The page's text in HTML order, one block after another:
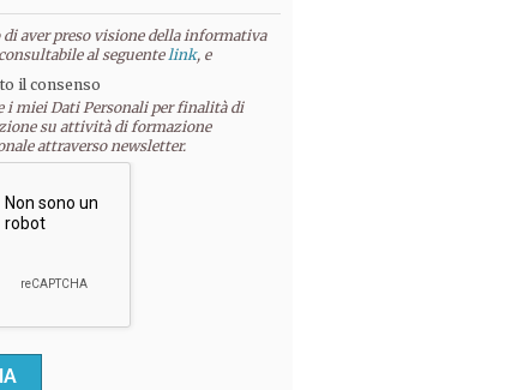
aver preso visione della informativa
al seguentelink, e
il consenso
i miei Dati Personali per finalità di
su attività di formazione
attraverso newsletter.